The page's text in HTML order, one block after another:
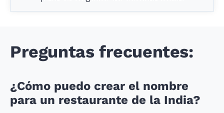
Preguntas frecuentes:
¿Cómo puedo crear el nombre
para un restaurante de la India?